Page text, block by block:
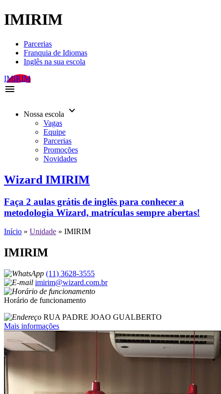
IMIRIM
Parcerias
Franquia de Idiomas
Inglês na sua escola
IMIRIM
menu
Nossa escola keyboard_arrow_down
Vagas
Equipe
Parcerias
Promoções
Novidades
Wizard IMIRIM
Faça 2 aulas grátis de inglês para conhecer a
metodologia Wizard, matrículas sempre abertas!
Início » Unidade » IMIRIM
IMIRIM
(11) 3628-3555
imirim@wizard.com.br
Horário de funcionamento
RUA PADRE JOAO GUALBERTO
Mais informações